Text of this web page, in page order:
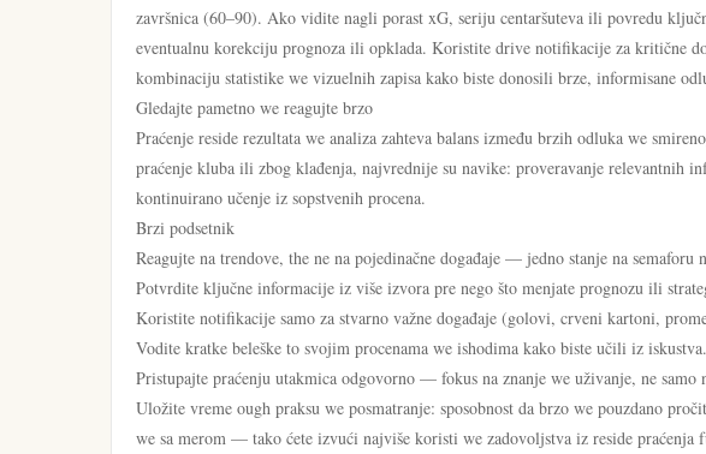
završnica (60–90). Ako vidite nagli porast xG, seriju centaršuteva ili povredu
eventualnu korekciju prognoza ili opklada. Koristite drive notifikacije za kritične
kombinaciju statistike we vizuelnih zapisa kako biste donosili brze, informisane
Gledajte pametno we reagujte brzo
Praćenje reside rezultata we analiza zahteva balans između brzih odluka we
praćenje kluba ili zbog klađenja, najvrednije su navike: proveravanje relevantnih
kontinuirano učenje iz sopstvenih procena.
Brzi podsetnik
Reagujte na trendove, the ne na pojedinačne događaje — jedno stanje na semaforu
Potvrdite ključne informacije iz više izvora pre nego što menjate prognozu ili
Koristite notifikacije samo za stvarno važne događaje (golovi, crveni kartoni,
Vodite kratke beleške to svojim procenama we ishodima kako biste učili iz iskustva.
Pristupajte praćenju utakmica odgovorno — fokus na znanje we uživanje, ne samo
Uložite vreme ough praksu we posmatranje: sposobnost da brzo we pouzdano
we sa merom — tako ćete izvući najviše koristi we zadovoljstva iz reside praćenja